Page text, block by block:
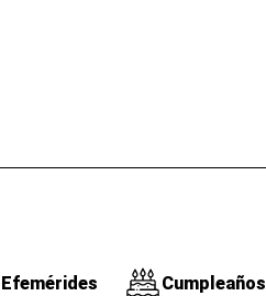
Efemérides Cumpleaños